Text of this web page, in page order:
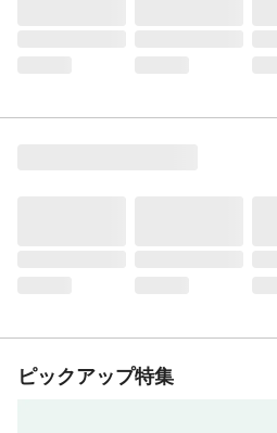
ピックアップ特集